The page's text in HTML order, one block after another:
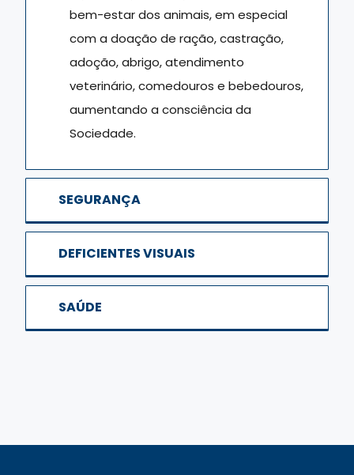
bem-estar dos animais, em especial
com a doação de ração, castração,
adoção, abrigo, atendimento
veterinário, comedouros e bebedouros,
aumentando a consciência da
Sociedade.
SEGURANÇA
DEFICIENTES VISUAIS
SAÚDE